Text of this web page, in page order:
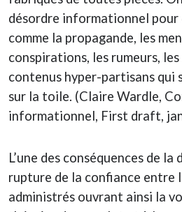
désordre informationnel pour
comme la propagande, les
conspirations, les rumeurs,
contenus hyper-partisans
sur la toile. (Claire Wardle,
informationnel, First draft,
L’une des conséquences de
rupture de la confiance entre
administrés ouvrant ainsi la